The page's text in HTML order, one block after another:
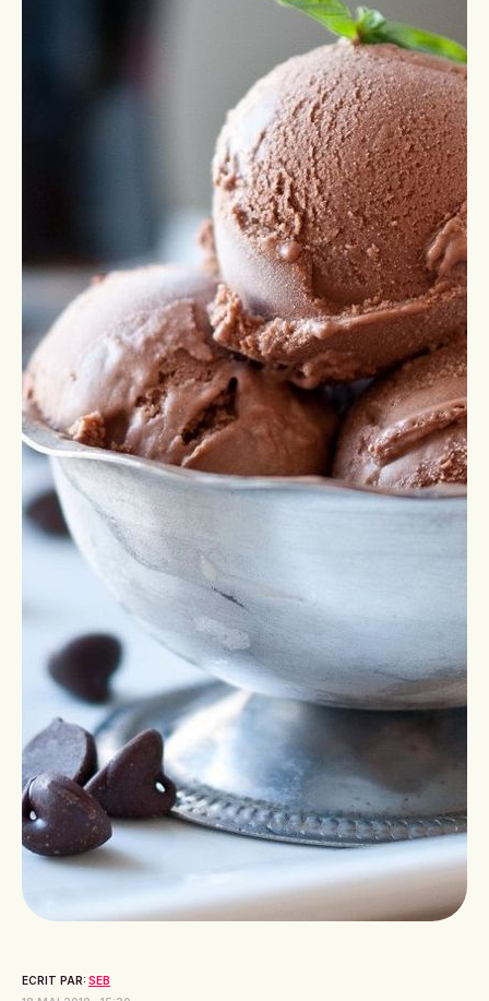
ECRIT PAR: SEB